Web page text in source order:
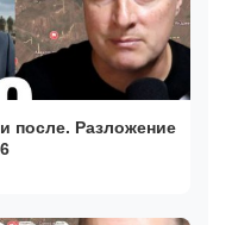
после. Разложение